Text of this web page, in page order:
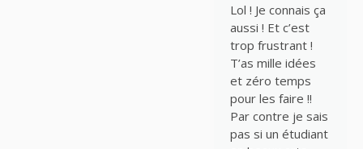
Lol ! Je connais ça
aussi ! Et c’est
trop frustrant !
T’as mille idées
et zéro temps
pour les faire !!
Par contre je sais
pas si un étudiant